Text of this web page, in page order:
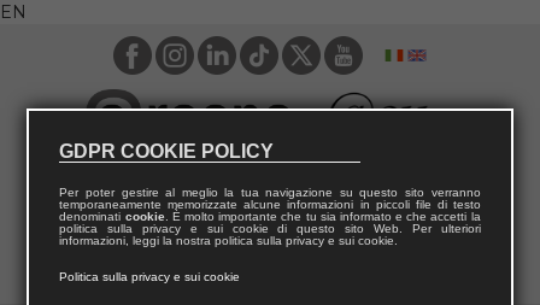
EN
GDPR COOKIE POLICY
Per poter gestire al meglio la tua navigazione su questo sito verranno
temporaneamente memorizzate alcune informazioni in piccoli file di testo
denominati cookie. È molto importante che tu sia informato e che accetti la
politica sulla privacy e sui cookie di questo sito Web. Per ulteriori
informazioni, leggi la nostra politica sulla privacy e sui cookie.
Politica sulla privacy e sui cookie